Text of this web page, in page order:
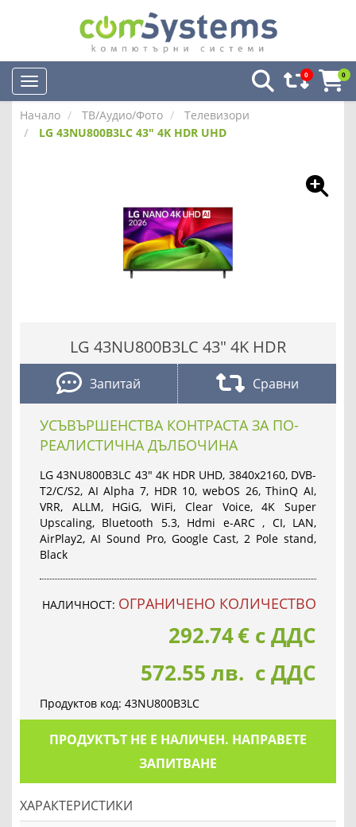
0 0
Начало ТВ/Аудио/Фото
Телевизори
LG 43NU800B3LC 43" 4K HDR UHD
LG 43NU800B3LC 43" 4K HDR
Запитай Сравни
УСЪВЪРШЕНСТВА КОНТРАСТА ЗА ПО-
РЕАЛИСТИЧНА ДЪЛБОЧИНА
LG 43NU800B3LC 43" 4K HDR UHD, 3840x2160, DVB-
T2/C/S2, AI Alpha 7, HDR 10, webOS 26, ThinQ AI,
VRR, ALLM, HGiG, WiFi, Clear Voice, 4K Super
Upscaling, Bluetooth 5.3, Hdmi e-ARC , CI, LAN,
AirPlay2, AI Sound Pro, Google Cast, 2 Pole stand,
Black
НАЛИЧНОСТ: OГРАНИЧЕНО КОЛИЧЕСТВО
292.74€ с ДДС
572.55 лв. с ДДС
Продуктов код: 43NU800B3LC
ПРОДУКТЪТ НЕ Е НАЛИЧЕН. НАПРАВЕТЕ
ЗАПИТВАНЕ
ХАРАКТЕРИСТИКИ